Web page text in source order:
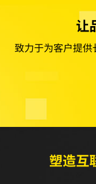
让
致力于为客户提
塑造互